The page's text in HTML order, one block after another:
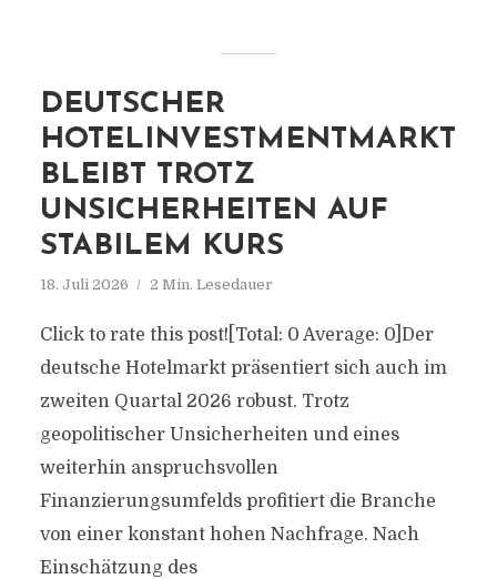
DEUTSCHER
HOTELINVESTMENTMARKT
BLEIBT TROTZ
UNSICHERHEITEN AUF
STABILEM KURS
18. Juli 2026 2 Min. Lesedauer
Click to rate this post![Total: 0 Average: 0]Der
deutsche Hotelmarkt präsentiert sich auch im
zweiten Quartal 2026 robust. Trotz
geopolitischer Unsicherheiten und eines
weiterhin anspruchsvollen
Finanzierungsumfelds profitiert die Branche
von einer konstant hohen Nachfrage. Nach
Einschätzung des